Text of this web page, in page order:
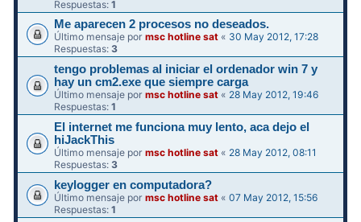
Respuestas:1
Me aparecen 2 procesos no deseados.
Último mensaje pormsc hotline sat « 30 May 2012, 17:28
Respuestas:3
tengo problemas al iniciar el ordenador win 7 y
hay un cm2.exe que siempre carga
Último mensaje pormsc hotline sat « 28 May 2012, 19:46
Respuestas:1
El internet me funciona muy lento, aca dejo el
hiJackThis
Último mensaje pormsc hotline sat « 28 May 2012, 08:11
Respuestas:3
keylogger en computadora?
Último mensaje pormsc hotline sat «07 May 2012, 15:56
Respuestas:1